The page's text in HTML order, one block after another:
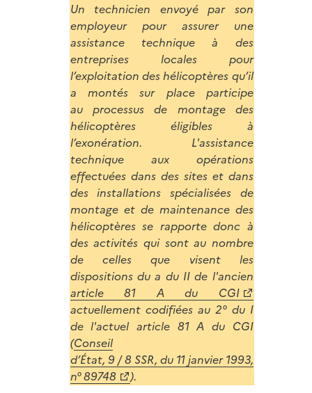
Un technicien envoyé par son
employeur pour assurer une
assistance technique à des
entreprises locales pour
l’exploitation des hélicoptères qu’il
a montés sur place participe
au processus de montage des
hélicoptères éligibles à
l’exonération. L'assistance
technique aux opérations
effectuées dans des sites et dans
des installations spécialisées de
montage et de maintenance des
hélicoptères se rapporte donc à
des activités qui sont au nombre
de celles que visent les
dispositions du a du II de l'ancien
article 81 A du CGI
actuellement codifiées au 2° du I
de l'actuel article 81 A du CGI
(Conseil
d’État, 9 / 8 SSR, du 11 janvier 1993,
n° 89748
).